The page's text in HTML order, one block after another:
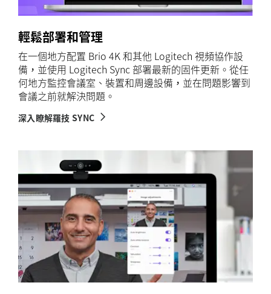
輕鬆部署和管理
在一個地方配置 Brio 4K 和其他 Logitech 視頻協作設
備，並使用 Logitech Sync 部署最新的固件更新。從任
何地方監控會議室、裝置和周邊設備，並在問題影響到
會議之前就解決問題。
深入瞭解羅技 SYNC